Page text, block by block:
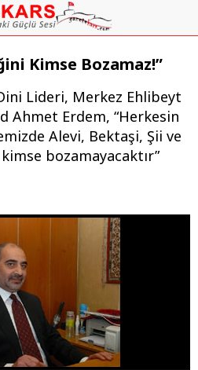
Kimse Bozamaz!”
Lideri, Merkez Ehlibeyt
Ahmet Erdem, “Herkesin
Alevi, Bektaşi, Şii ve
bozamayacaktır”